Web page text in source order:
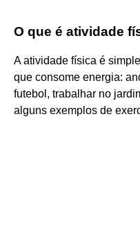
O que é atividade
A atividade física é
que consome energia:
futebol, trabalhar no
alguns exemplos de